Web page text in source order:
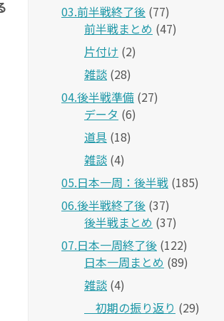
03.前半戦終了後 (77)
前半戦まとめ (47)
片付け (2)
雑談 (28)
04.後半戦準備 (27)
データ (6)
道具 (18)
雑談 (4)
05.日本一周：後半戦 (185)
06.後半戦終了後 (37)
後半戦まとめ (37)
07.日本一周終了後 (122)
日本一周まとめ (89)
雑談 (4)
＿初期の振り返り (29)